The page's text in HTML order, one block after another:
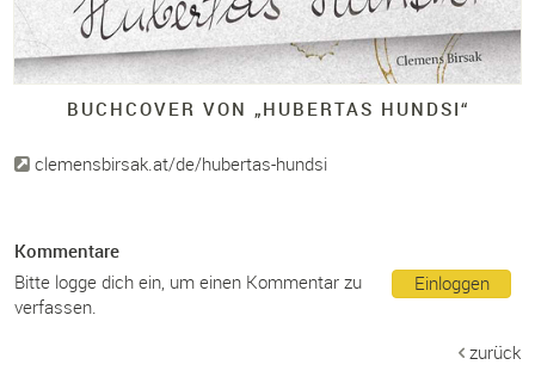
BUCHCOVER VON „HUBERTAS HUNDSI“
clemensbirsak.at/de/hubertas-hundsi
Kommentare
Einloggen
Bitte logge dich ein, um einen Kommentar zu
verfassen.
zurück